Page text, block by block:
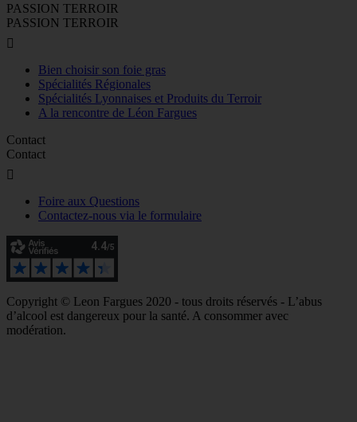
PASSION TERROIR
PASSION TERROIR

Bien choisir son foie gras
Spécialités Régionales
Spécialités Lyonnaises et Produits du Terroir
A la rencontre de Léon Fargues
Contact
Contact

Foire aux Questions
Contactez-nous via le formulaire
Copyright © Leon Fargues 2020 - tous droits réservés - L’abus
d’alcool est dangereux pour la santé. A consommer avec
modération.